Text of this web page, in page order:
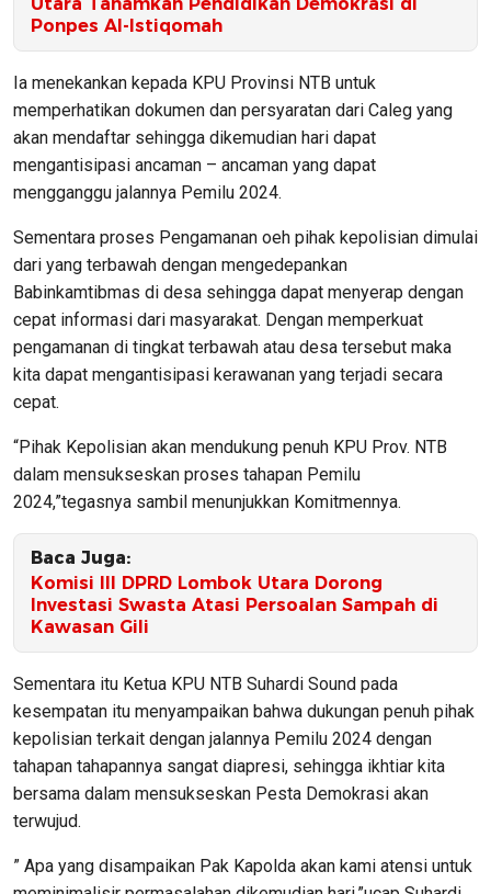
Ponpes Al-Istiqomah
Ia menekankan kepada KPU Provinsi NTB untuk
memperhatikan dokumen dan persyaratan dari Caleg yang
akan mendaftar sehingga dikemudian hari dapat
mengantisipasi ancaman – ancaman yang dapat
mengganggu jalannya Pemilu 2024.
Sementara proses Pengamanan oeh pihak kepolisian dimulai
dari yang terbawah dengan mengedepankan
Babinkamtibmas di desa sehingga dapat menyerap dengan
cepat informasi dari masyarakat. Dengan memperkuat
pengamanan di tingkat terbawah atau desa tersebut maka
kita dapat mengantisipasi kerawanan yang terjadi secara
cepat.
“Pihak Kepolisian akan mendukung penuh KPU Prov. NTB
dalam mensukseskan proses tahapan Pemilu
2024,”tegasnya sambil menunjukkan Komitmennya.
Baca Juga:
Komisi III DPRD Lombok Utara Dorong
Investasi Swasta Atasi Persoalan Sampah di
Kawasan Gili
Sementara itu Ketua KPU NTB Suhardi Sound pada
kesempatan itu menyampaikan bahwa dukungan penuh pihak
kepolisian terkait dengan jalannya Pemilu 2024 dengan
tahapan tahapannya sangat diapresi, sehingga ikhtiar kita
bersama dalam mensukseskan Pesta Demokrasi akan
terwujud.
” Apa yang disampaikan Pak Kapolda akan kami atensi untuk